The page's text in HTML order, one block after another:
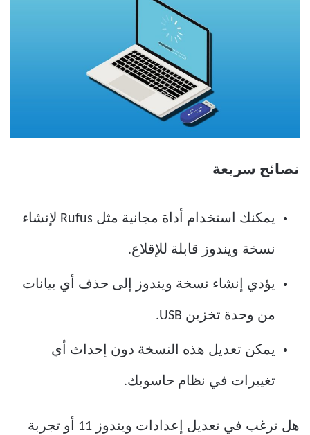
نصائح سريعة
يمكنك استخدام أداة مجانية مثل Rufus لإنشاء
نسخة ويندوز قابلة للإقلاع.
يؤدي إنشاء نسخة ويندوز إلى حذف أي بيانات
من وحدة تخزين USB.
يمكن تعديل هذه النسخة دون إحداث أي
تغييرات في نظام حاسوبك.
هل ترغب في تعديل إعدادات ويندوز 11 أو تجربة